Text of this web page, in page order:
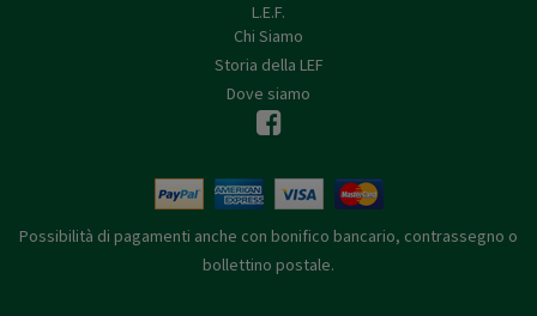
L.E.F.
Chi Siamo
Storia della LEF
Dove siamo
Possibilità di pagamenti anche con bonifico bancario, contrassegno o
bollettino postale.